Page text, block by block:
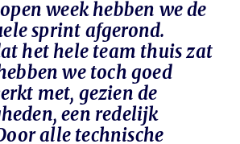
week hebben we de
sprint afgerond.
het hele team thuis zat
we toch goed
met, gezien de
een redelijk
alle technische